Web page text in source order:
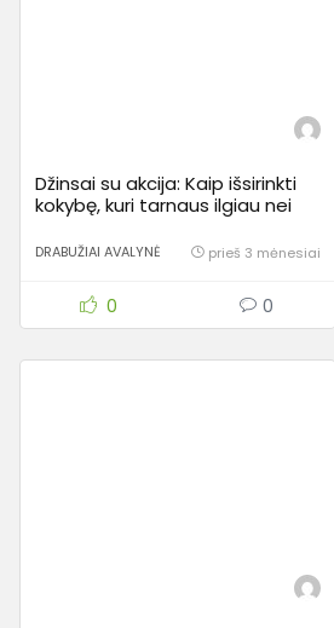
Džinsai su akcija: Kaip išsirinkti
kokybę, kuri tarnaus ilgiau nei
DRABUŽIAI AVALYNĖ prieš 3 mėnesiai
0 0